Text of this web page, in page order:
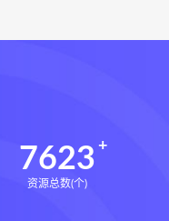
7623
资源总数(个)